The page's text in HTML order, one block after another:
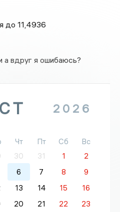
до 11,4936
вдруг я ошибаюсь?
2026
Чт Пт Сб
Вс
30 31 1
2
6 7 8
9
13 14 15
16
20 21 22
23